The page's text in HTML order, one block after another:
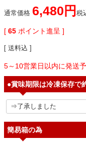
通常価格 6,480 税
[ 65 ポイント進呈 ]
送料込
5～10営業日以内に発送
●賞味期限は冷凍保存で
簡易箱の為